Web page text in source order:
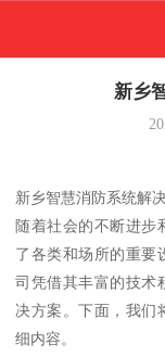
新乡
新乡智慧消防系统解
随着社会的不断进步
了各类和场所的重要
司凭借其丰富的技术
决方案。下面，我们
细内容。